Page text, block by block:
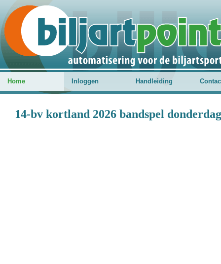
Home Inloggen Handleiding
14-bv kortland 2026 bandspel